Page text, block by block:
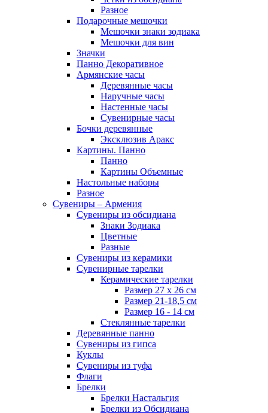
Разное
Подарочные мешочки
Мешочки знаки зодиака
Мешочки для вин
Значки
Панно Декоративное
Армянские часы
Деревянные часы
Наручные часы
Настенные часы
Сувенирные часы
Бочки деревянные
Эксклюзив Аракс
Картины. Панно
Панно
Картины Объемные
Настольные наборы
Разное
Сувениры – Армения
Сувениры из обсидиана
Знаки Зодиака
Цветные
Разные
Сувениры из керамики
Сувенирные тарелки
Керамические тарелки
Размер 27 х 26 см
Размер 21-18,5 см
Размер 16 - 14 см
Стеклянные тарелки
Деревянные панно
Сувениры из гипса
Куклы
Сувениры из туфа
Флаги
Брелки
Брелки Настальгия
Брелки из Обсидиана